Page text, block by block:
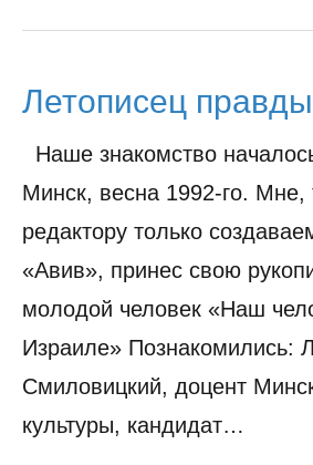
Летописец правды
Наше знакомство
Минск, весна 1992-го. Мне,
редактору только
«Авив», принес свою
молодой человек «Наш
Израиле» Познакомились:
Смиловицкий, доцент
культуры, кандидат…